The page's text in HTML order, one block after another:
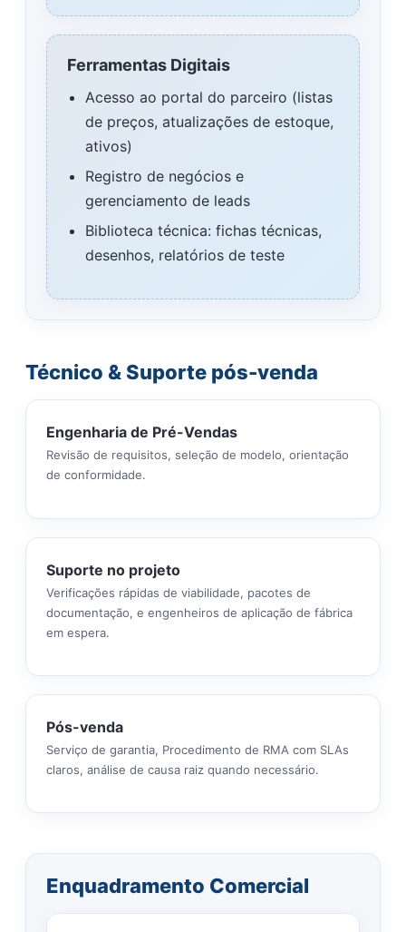
Ferramentas Digitais
Acesso ao portal do parceiro (listas
de preços, atualizações de estoque,
ativos)
Registro de negócios e
gerenciamento de leads
Biblioteca técnica: fichas técnicas,
desenhos, relatórios de teste
Técnico & Suporte pós-venda
Engenharia de Pré-Vendas
Revisão de requisitos, seleção de modelo, orientação
de conformidade.
Suporte no projeto
Verificações rápidas de viabilidade, pacotes de
documentação, e engenheiros de aplicação de fábrica
em espera.
Pós-venda
Serviço de garantia, Procedimento de RMA com SLAs
claros, análise de causa raiz quando necessário.
Enquadramento Comercial